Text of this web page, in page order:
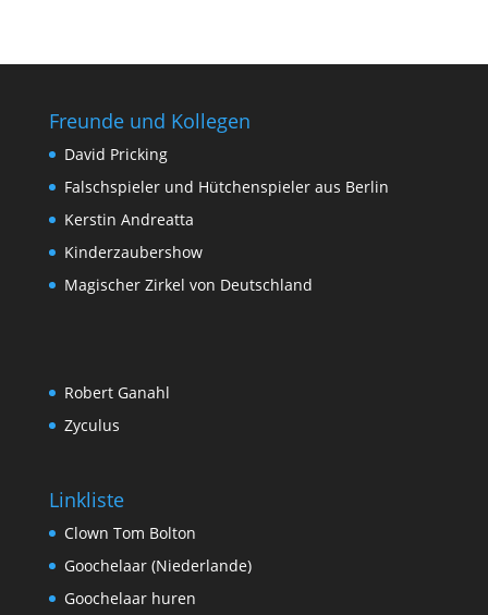
Freunde und Kollegen
David Pricking
Falschspieler und Hütchenspieler aus Berlin
Kerstin Andreatta
Kinderzaubershow
Magischer Zirkel von Deutschland
Robert Ganahl
Zyculus
Linkliste
Clown Tom Bolton
Goochelaar (Niederlande)
Goochelaar huren